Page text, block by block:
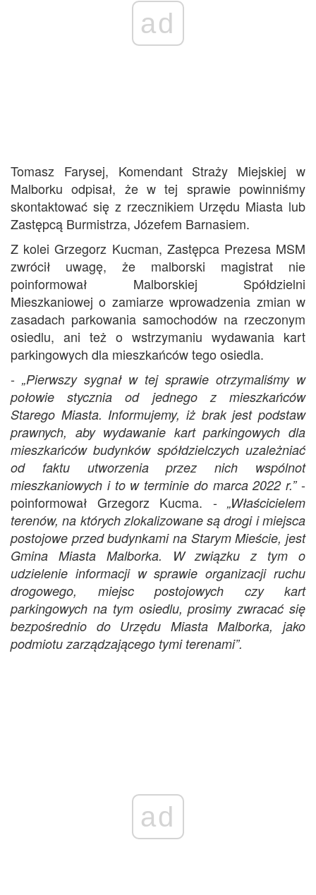
ad
Tomasz Farysej, Komendant Straży Miejskiej w
Malborku odpisał, że w tej sprawie powinniśmy
skontaktować się z rzecznikiem Urzędu Miasta lub
Zastępcą Burmistrza, Józefem Barnasiem.
Z kolei Grzegorz Kucman, Zastępca Prezesa MSM
zwrócił uwagę, że malborski magistrat nie
poinformował Malborskiej Spółdzielni
Mieszkaniowej o zamiarze wprowadzenia zmian w
zasadach parkowania samochodów na rzeczonym
osiedlu, ani też o wstrzymaniu wydawania kart
parkingowych dla mieszkańców tego osiedla.
- „Pierwszy sygnał w tej sprawie otrzymaliśmy w
połowie stycznia od jednego z mieszkańców
Starego Miasta. Informujemy, iż brak jest podstaw
prawnych, aby wydawanie kart parkingowych dla
mieszkańców budynków spółdzielczych uzależniać
od faktu utworzenia przez nich wspólnot
mieszkaniowych i to w terminie do marca 2022 r.”-
poinformował Grzegorz Kucma. - „Właścicielem
terenów, na których zlokalizowane są drogi i miejsca
postojowe przed budynkami na Starym Mieście, jest
Gmina Miasta Malborka. W związku z tym o
udzielenie informacji w sprawie organizacji ruchu
drogowego, miejsc postojowych czy kart
parkingowych na tym osiedlu, prosimy zwracać się
bezpośrednio do Urzędu Miasta Malborka, jako
podmiotu zarządzającego tymi terenami”.
ad